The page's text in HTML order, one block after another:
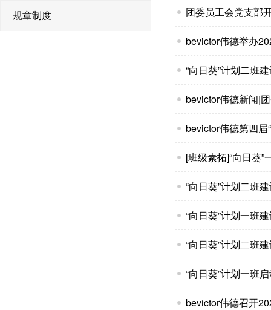
规章制度 团委员工会党支部
bevictor伟德举办
“向日葵”计划二班
bevictor伟德新闻|
bevictor伟德第四届
[班级素拓]“向日葵
“向日葵”计划二班
“向日葵”计划一班
“向日葵”计划二班
“向日葵”计划一班
bevictor伟德召开